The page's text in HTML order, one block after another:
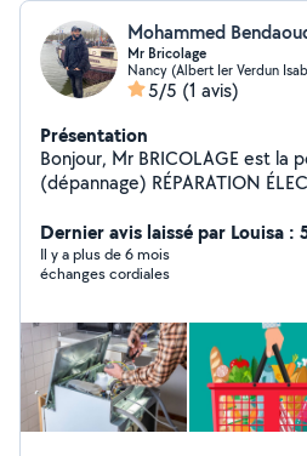
Mohammed
Mr Bricolage
Nancy (Albert Ier Verdun
5/5 (1 avis)
Présentation
Bonjour, Mr BRICOLAGE est la pour vous servir,
(dépannage) RÉPARATION ÉLECTROMÉNAGER,
COURSES, VIDE GRENIER,
Dernier avis laissé par Louisa :
Il y a plus de 6 mois
échanges cordiales